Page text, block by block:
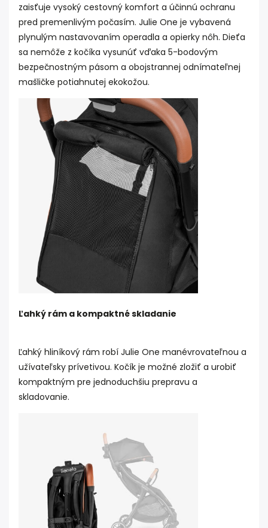
zaisťuje vysoký cestovný komfort a účinnú ochranu
pred premenlivým počasím. Julie One je vybavená
plynulým nastavovaním operadla a opierky nôh. Dieťa
sa nemôže z kočíka vysunúť vďaka 5-bodovým
bezpečnostným pásom a obojstrannej odnímateľnej
mašličke potiahnutej ekokožou.
Ľahký rám a kompaktné skladanie
Ľahký hliníkový rám robí Julie One manévrovateľnou a
užívateľsky prívetivou. Kočík je možné zložiť a urobiť
kompaktným pre jednoduchšiu prepravu a
skladovanie.